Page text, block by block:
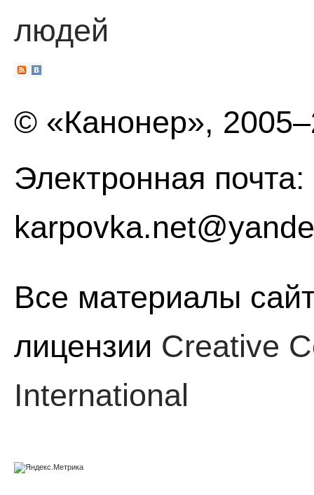
людей
© «Канонер»,
Электронная почта:
Все материалы
лицензии Creative
International